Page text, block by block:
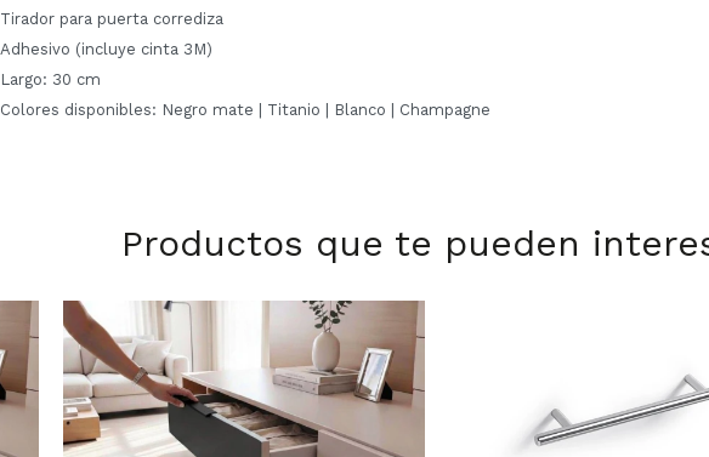
Tirador para puerta corrediza
Adhesivo (incluye cinta 3M)
Largo: 30 cm
Colores disponibles: Negro mate | Titanio | Blanco | Champagne
Productos que te pueden